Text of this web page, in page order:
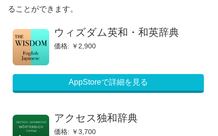
ることができます。
ウィズダム英和・和英辞典
価格: ￥2,900
AppStoreで詳細を見る
アクセス独和辞典
価格: ￥3,700